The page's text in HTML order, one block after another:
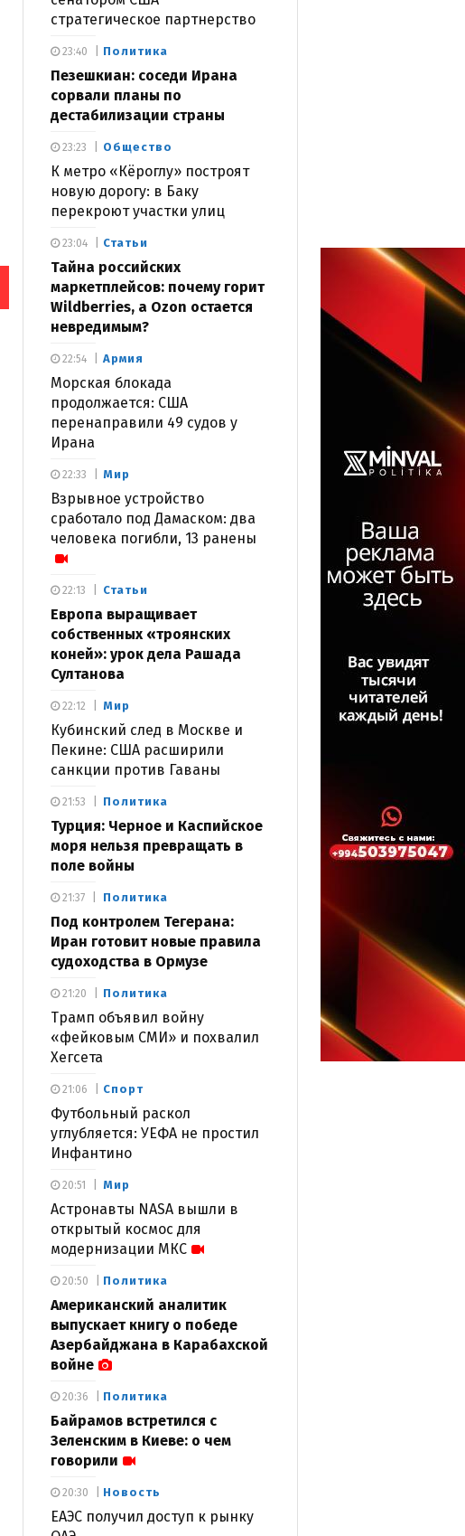
стратегическое партнерство
Политика
Пезешкиан: соседи Ирана
сорвали планы по
дестабилизации страны
23:40
Общество
К метро «Кёроглу» построят
новую дорогу: в Баку
перекроют участки улиц
23:23
Статьи
Тайна российских
маркетплейсов: почему горит
Wildberries, а Ozon остается
невредимым?
23:04
Армия
Морская блокада
продолжается: США
перенаправили 49 судов у
Ирана
22:54
Мир
Взрывное устройство
сработало под Дамаском: два
человека погибли, 13 ранены
22:33
Статьи
Европа выращивает
собственных «троянских
коней»: урок дела Рашада
Султанова
22:13
Мир
Кубинский след в Москве и
Пекине: США расширили
санкции против Гаваны
22:12
Политика
Турция: Черное и Каспийское
моря нельзя превращать в
поле войны
21:53
Политика
Под контролем Тегерана:
Иран готовит новые правила
судоходства в Ормузе
21:37
Политика
Трамп объявил войну
«фейковым СМИ» и похвалил
Хегсета
21:20
Спорт
Футбольный раскол
углубляется: УЕФА не простил
Инфантино
21:06
Мир
Астронавты NASA вышли в
открытый космос для
модернизации МКС
20:51
Политика
Американский аналитик
выпускает книгу о победе
Азербайджана в Карабахской
войне
20:50
Политика
Байрамов встретился с
Зеленским в Киеве: о чем
говорили
20:36
Новость
ЕАЭС получил доступ к рынку
20:30